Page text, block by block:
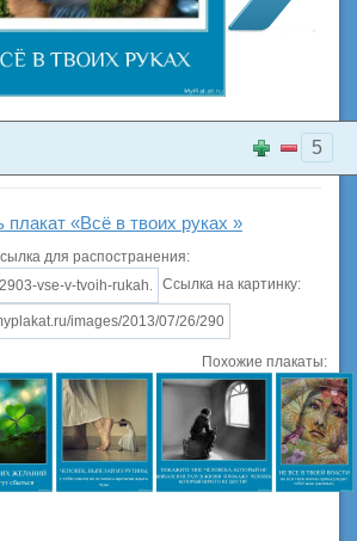
5
плакат «Всё в твоих руках »
для распостранения:
Ссылка на картинку:
Похожие плакаты: